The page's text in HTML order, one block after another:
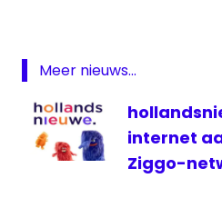
Harding
MTV
televisie
TMF
Meer nieuws...
internet
Ziggo-